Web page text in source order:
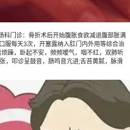
门诊：骨折术后开始腹胀食欲减退腹部胀满
服每天3次，开塞露纳入肛门内外用等综合治
躁，卧起不安，频频嗳气，咽不红，双肺听
，叩诊呈鼓音，肠鸣音亢进;舌苔黄腻，脉滑